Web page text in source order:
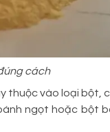
cách
thuộc vào loại bột,
ngọt hoặc bột